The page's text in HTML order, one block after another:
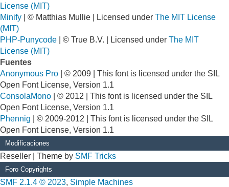
License (MIT)
Minify | © Matthias Mullie | Licensed under The MIT License
(MIT)
PHP-Punycode | © True B.V. | Licensed under The MIT
License (MIT)
Fuentes
Anonymous Pro | © 2009 | This font is licensed under the SIL
Open Font License, Version 1.1
ConsolaMono | © 2012 | This font is licensed under the SIL
Open Font License, Version 1.1
Phennig | © 2009-2012 | This font is licensed under the SIL
Open Font License, Version 1.1
Modificaciones
Reseller | Theme by SMF Tricks
Foro Copyrights
SMF 2.1.4 © 2023, Simple Machines